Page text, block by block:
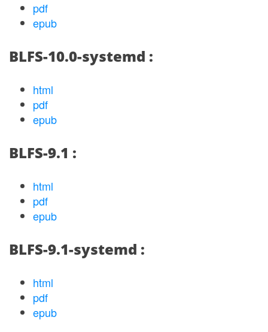
pdf
epub
BLFS-10.0-systemd :
html
pdf
epub
BLFS-9.1 :
html
pdf
epub
BLFS-9.1-systemd :
html
pdf
epub